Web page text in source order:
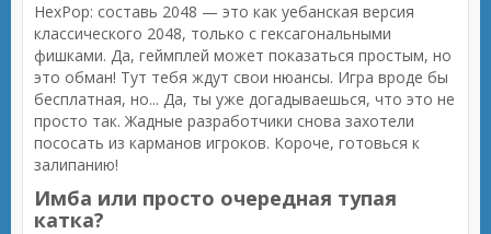
HexPop: составь 2048 — это как уебанская версия
классического 2048, только с гексагональными
фишками. Да, геймплей может показаться простым, но
это обман! Тут тебя ждут свои нюансы. Игра вроде бы
бесплатная, но... Да, ты уже догадываешься, что это не
просто так. Жадные разработчики снова захотели
пососать из карманов игроков. Короче, готовься к
залипанию!
Имба или просто очередная тупая
катка?